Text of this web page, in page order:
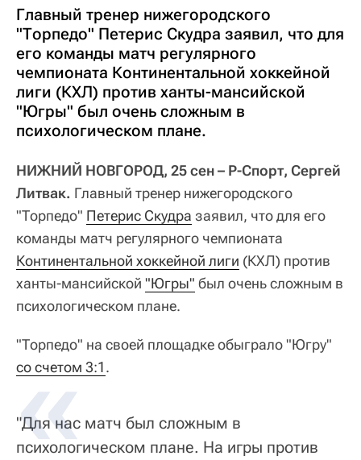
Главный тренер нижегородского
"Торпедо" Петерис Скудра заявил, что для
его команды матч регулярного
чемпионата Континентальной хоккейной
лиги (КХЛ) против ханты-мансийской
"Югры" был очень сложным в
психологическом плане.
НИЖНИЙ НОВГОРОД, 25 сен – Р-Спорт, Cергей
Литвак. Главный тренер нижегородского
"Торпедо" Петерис Скудра заявил, что для его
команды матч регулярного чемпионата
Континентальной хоккейной лиги (КХЛ) против
ханты-мансийской "Югры" был очень сложным в
психологическом плане.
"Торпедо" на своей площадке обыграло "Югру"
со счетом 3:1.
"Для нас матч был сложным в
психологическом плане. На игры против